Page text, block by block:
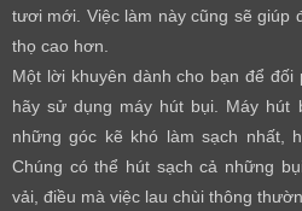
tươi mới. Việc làm này cũng sẽ giúp
thọ cao hơn.
Một lời khuyên dành cho bạn để
hãy sử dụng máy hút bụi. Máy hút
những góc kẽ khó làm sạch nhất,
Chúng có thể hút sạch cả những
vải, điều mà việc lau chùi thông